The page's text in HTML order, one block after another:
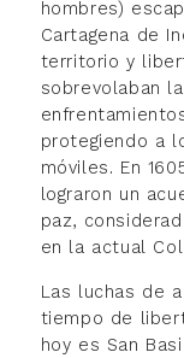
hombres)
Cartagena de
territorio y
sobrevolaban
protegiendo a
móviles. En
lograron un
paz,
en la actual
Las luchas de
tiempo de
hoy es San